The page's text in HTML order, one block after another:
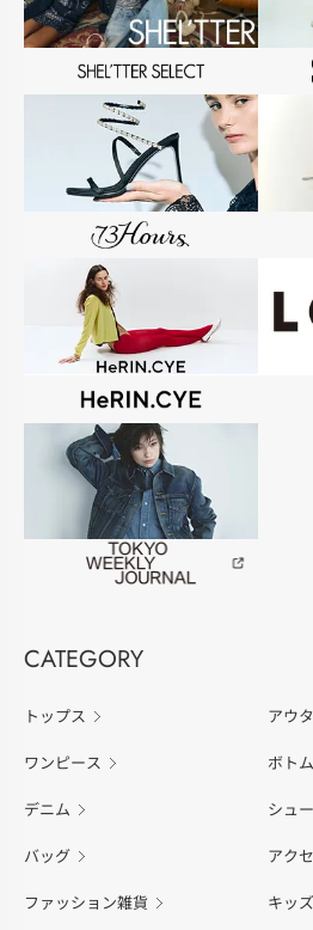
CATEGORY
トップス アウ
ワンピース ボトム
デニム シュ
バッグ アク
ファッション雑貨 キッズ